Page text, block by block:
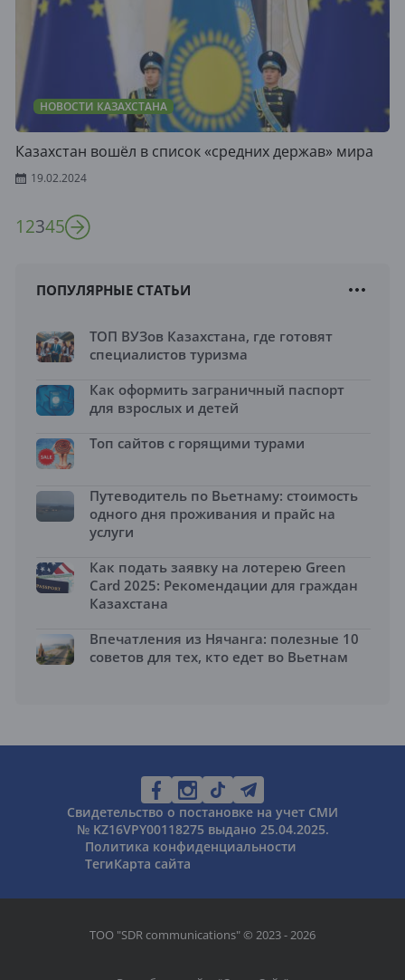
НОВОСТИ КАЗАХСТАНА
Казахстан вошёл в список «средних держав» мира
19.02.2024
12345
ПОПУЛЯРНЫЕ СТАТЬИ
ТОП ВУЗов Казахстана, где готовят
специалистов туризма
Как оформить заграничный паспорт
для взрослых и детей
Топ сайтов с горящими турами
Путеводитель по Вьетнаму: стоимость
одного дня проживания и прайс на
услуги
Как подать заявку на лотерею Green
Card 2025: Рекомендации для граждан
Казахстана
Впечатления из Нячанга: полезные 10
советов для тех, кто едет во Вьетнам
Свидетельство о постановке на учет СМИ
№ KZ16VPY00118275 выдано 25.04.2025.
Политика конфиденциальности
ТегиКарта сайта
ТОО "SDR communications" © 2023 - 2026